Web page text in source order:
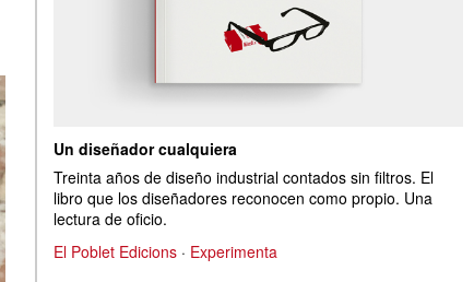
Un diseñador cualquiera
Treinta años de diseño industrial contados sin filtros. El
libro que los diseñadores reconocen como propio. Una
lectura de oficio.
El Poblet Edicions · Experimenta